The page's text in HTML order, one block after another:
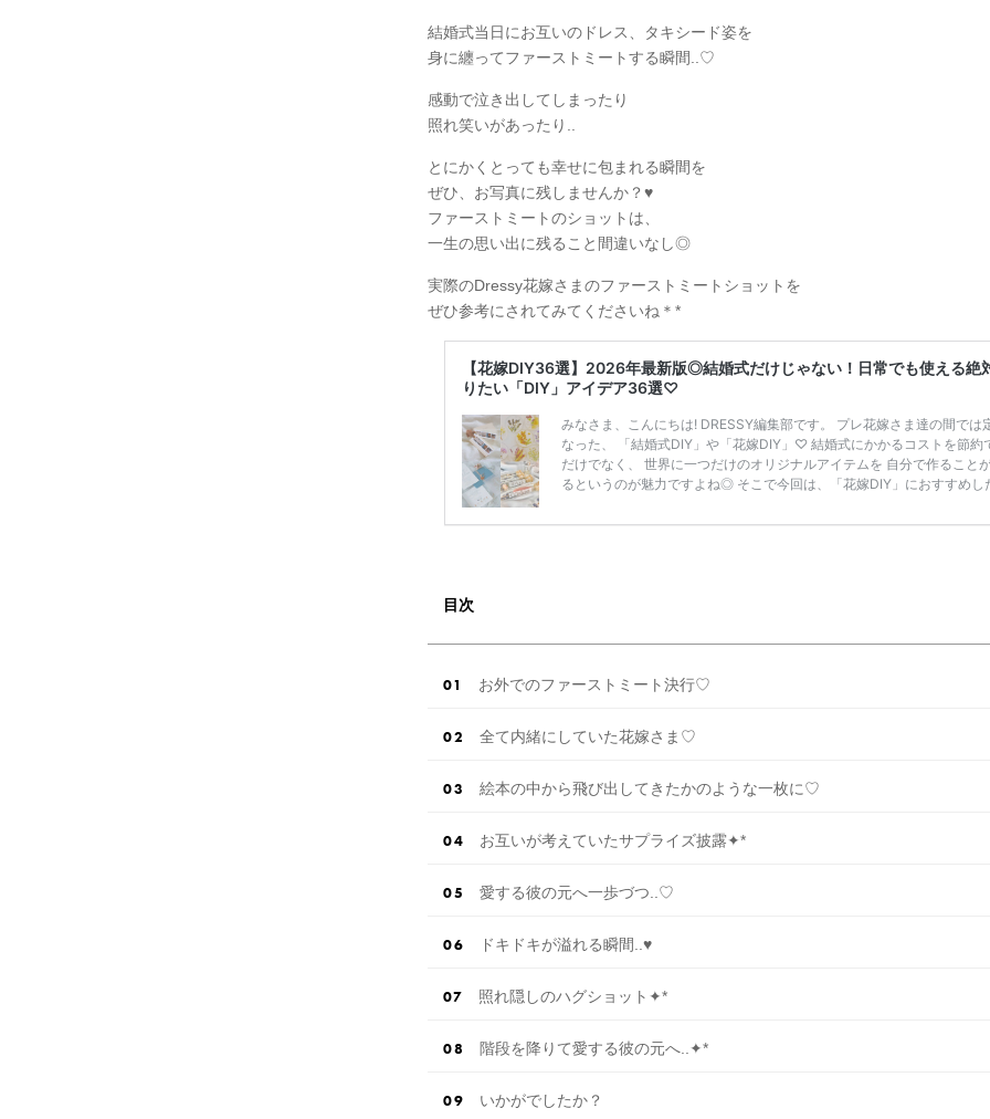
結婚式当日にお互いのドレス、タキシード姿を
身に纏ってファーストミートする瞬間..♡
感動で泣き出してしまったり
照れ笑いがあったり..
とにかくとっても幸せに包まれる瞬間を
ぜひ、お写真に残しませんか？♥
ファーストミートのショットは、
一生の思い出に残ること間違いなし◎
実際のDressy花嫁さまのファーストミートショットを
ぜひ参考にされてみてくださいね＊*
【花嫁DIY36選】2026年最新版◎結婚式だけじゃない！日常でも使える絶
りたい「DIY」アイデア36選♡
みなさま、こんにちは! DRESSY編集部です。 プレ花嫁さま達の間では
なった、 「結婚式DIY」や「花嫁DIY」♡ 結婚式にかかるコストを節約
だけでなく、 世界に一つだけのオリジナルアイテムを 自分で作ること
るというのが魅力ですよね◎ そこで今回は、「花嫁DIY」におすすめし
ぜひ最後までcheckして オリジナルアイテムを作ってみてくださいね◎
目次
お外でのファーストミート決行♡
全て内緒にしていた花嫁さま♡
絵本の中から飛び出してきたかのような一枚に♡
お互いが考えていたサプライズ披露✦*
愛する彼の元へ一歩づつ..♡
ドキドキが溢れる瞬間..♥
照れ隠しのハグショット✦*
階段を降りて愛する彼の元へ..✦*
いかがでしたか？